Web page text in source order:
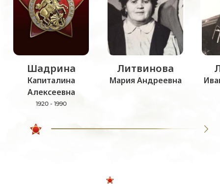
Шадрина
Капиталина
Алексеевна
1920 - 1990
Литвинова
Мария Андреевна